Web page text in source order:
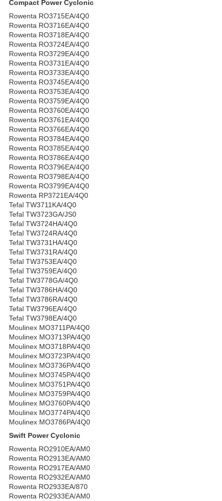
Compact Power Cyclonic
Rowenta RO3715EA/4Q0
Rowenta RO3716EA/4Q0
Rowenta RO3718EA/4Q0
Rowenta RO3724EA/4Q0
Rowenta RO3729EA/4Q0
Rowenta RO3731EA/4Q0
Rowenta RO3733EA/4Q0
Rowenta RO3745EA/4Q0
Rowenta RO3753EA/4Q0
Rowenta RO3759EA/4Q0
Rowenta RO3760EA/4Q0
Rowenta RO3761EA/4Q0
Rowenta RO3766EA/4Q0
Rowenta RO3784EA/4Q0
Rowenta RO3785EA/4Q0
Rowenta RO3786EA/4Q0
Rowenta RO3796EA/4Q0
Rowenta RO3798EA/4Q0
Rowenta RO3799EA/4Q0
Rowenta RP3721EA/4Q0
Tefal TW3711KA/4Q0
Tefal TW3723GA/JS0
Tefal TW3724HA/4Q0
Tefal TW3724RA/4Q0
Tefal TW3731HA/4Q0
Tefal TW3731RA/4Q0
Tefal TW3753EA/4Q0
Tefal TW3759EA/4Q0
Tefal TW3778GA/4Q0
Tefal TW3786HA/4Q0
Tefal TW3786RA/4Q0
Tefal TW3796EA/4Q0
Tefal TW3798EA/4Q0
Moulinex MO3711PA/4Q0
Moulinex MO3713PA/4Q0
Moulinex MO3718PA/4Q0
Moulinex MO3723PA/4Q0
Moulinex MO3736PA/4Q0
Moulinex MO3745PA/4Q0
Moulinex MO3751PA/4Q0
Moulinex MO3759PA/4Q0
Moulinex MO3760PA/4Q0
Moulinex MO3774PA/4Q0
Moulinex MO3786PA/4Q0
Swift Power Cyclonic
Rowenta RO2910EA/AM0
Rowenta RO2913EA/AM0
Rowenta RO2917EA/AM0
Rowenta RO2932EA/AM0
Rowenta RO2933EA/870
Rowenta RO2933EA/AM0